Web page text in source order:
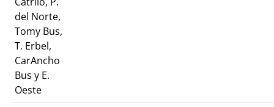
del Norte,
Tomy Bus,
T. Erbel,
CarAncho
Bus y E.
Oeste